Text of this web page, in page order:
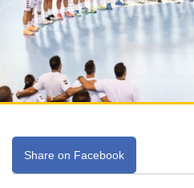
Share on Facebook